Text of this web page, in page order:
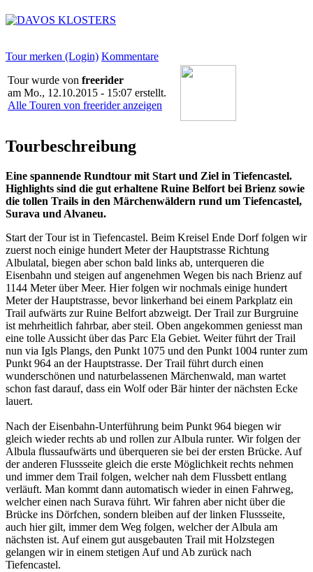
Tour merken (Login) Kommentare
Tour wurde von freerider
am Mo., 12.10.2015 - 15:07 erstellt.
Alle Touren von freerider anzeigen
Tourbeschreibung
Eine spannende Rundtour mit Start und Ziel in Tiefencastel.
Highlights sind die gut erhaltene Ruine Belfort bei Brienz sowie
die tollen Trails in den Märchenwäldern rund um Tiefencastel,
Surava und Alvaneu.
Start der Tour ist in Tiefencastel. Beim Kreisel Ende Dorf folgen wir
zuerst noch einige hundert Meter der Hauptstrasse Richtung
Albulatal, biegen aber schon bald links ab, unterqueren die
Eisenbahn und steigen auf angenehmen Wegen bis nach Brienz auf
1144 Meter über Meer. Hier folgen wir nochmals einige hundert
Meter der Hauptstrasse, bevor linkerhand bei einem Parkplatz ein
Trail aufwärts zur Ruine Belfort abzweigt. Der Trail zur Burgruine
ist mehrheitlich fahrbar, aber steil. Oben angekommen geniesst man
eine tolle Aussicht über das Parc Ela Gebiet. Weiter führt der Trail
nun via Igls Plangs, den Punkt 1075 und den Punkt 1004 runter zum
Punkt 964 an der Hauptstrasse. Der Trail führt durch einen
wunderschönen und naturbelassenen Märchenwald, man wartet
schon fast darauf, dass ein Wolf oder Bär hinter der nächsten Ecke
lauert.
Nach der Eisenbahn-Unterführung beim Punkt 964 biegen wir
gleich wieder rechts ab und rollen zur Albula runter. Wir folgen der
Albula flussaufwärts und überqueren sie bei der ersten Brücke. Auf
der anderen Flussseite gleich die erste Möglichkeit rechts nehmen
und immer dem Trail folgen, welcher nah dem Flussbett entlang
verläuft. Man kommt dann automatisch wieder in einen Fahrweg,
welcher einen nach Surava führt. Wir fahren aber nicht über die
Brücke ins Dörfchen, sondern bleiben auf der linken Flussseite,
auch hier gilt, immer dem Weg folgen, welcher der Albula am
nächsten ist. Auf einem gut ausgebauten Trail mit Holzstegen
gelangen wir in einem stetigen Auf und Ab zurück nach
Tiefencastel.